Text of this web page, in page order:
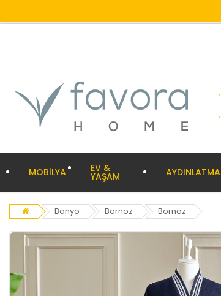
MOBİLYA EV &
YAŞAM AYDINLATMA
Banyo Bornoz Bornoz